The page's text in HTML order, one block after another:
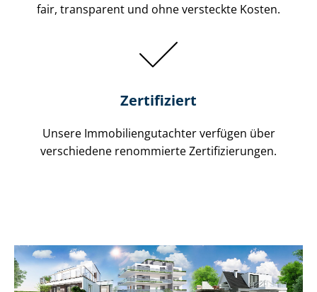
fair, transparent und ohne versteckte Kosten.
Zertifiziert
Unsere Immobilien­gutachter verfügen über
verschiedene renommierte Zer­ti­fi­zie­run­gen.